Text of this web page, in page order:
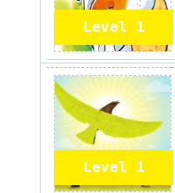
Level 1
Level 1